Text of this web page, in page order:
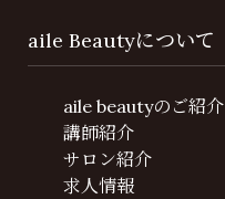
aile Beautyについて
aile beautyのご紹介
講師紹介
サロン紹介
求人情報